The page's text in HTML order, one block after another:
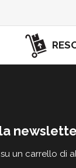
un carrello di